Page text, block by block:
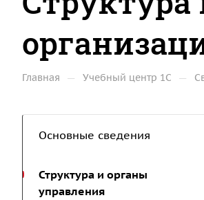
Главная — Учебный центр 1C —
Основные сведения
Структура и органы
управления